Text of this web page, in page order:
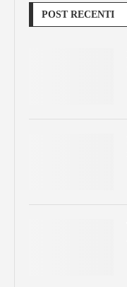
POST RECENTI